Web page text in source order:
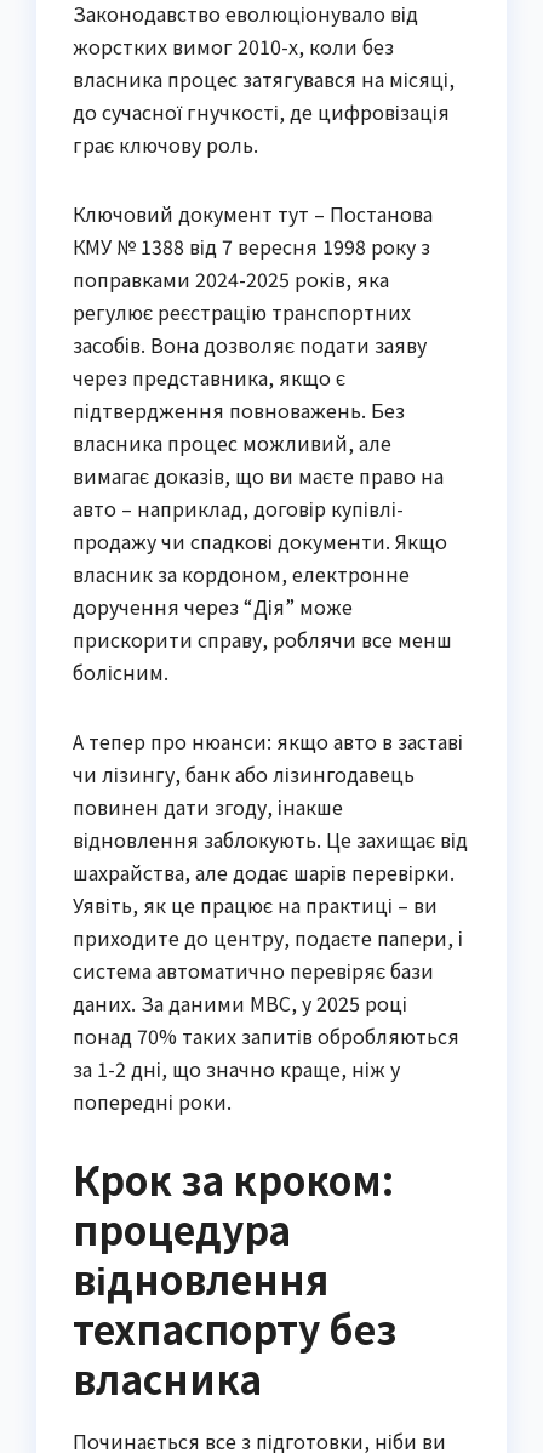
Законодавство еволюціонувало від
жорстких вимог 2010-х, коли без
власника процес затягувався на місяці,
до сучасної гнучкості, де цифровізація
грає ключову роль.
Ключовий документ тут – Постанова
КМУ № 1388 від 7 вересня 1998 року з
поправками 2024-2025 років, яка
регулює реєстрацію транспортних
засобів. Вона дозволяє подати заяву
через представника, якщо є
підтвердження повноважень. Без
власника процес можливий, але
вимагає доказів, що ви маєте право на
авто – наприклад, договір купівлі-
продажу чи спадкові документи. Якщо
власник за кордоном, електронне
доручення через “Дія” може
прискорити справу, роблячи все менш
болісним.
А тепер про нюанси: якщо авто в заставі
чи лізингу, банк або лізингодавець
повинен дати згоду, інакше
відновлення заблокують. Це захищає від
шахрайства, але додає шарів перевірки.
Уявіть, як це працює на практиці – ви
приходите до центру, подаєте папери, і
система автоматично перевіряє бази
даних. За даними МВС, у 2025 році
понад 70% таких запитів обробляються
за 1-2 дні, що значно краще, ніж у
попередні роки.
Крок за кроком:
процедура
відновлення
техпаспорту без
власника
Починається все з підготовки, ніби ви